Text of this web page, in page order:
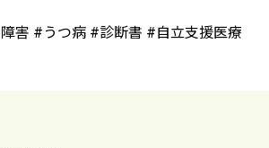
害 #うつ病 #診断書 #自立支援医療